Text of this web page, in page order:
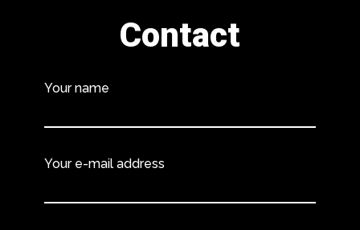
Contact
Your name
Your e-mail address